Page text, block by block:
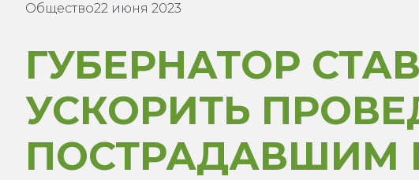
Общество22 июня 2023
ГУБЕРНАТОР
УСКОРИТЬ
ПОСТРАДАВШИМ